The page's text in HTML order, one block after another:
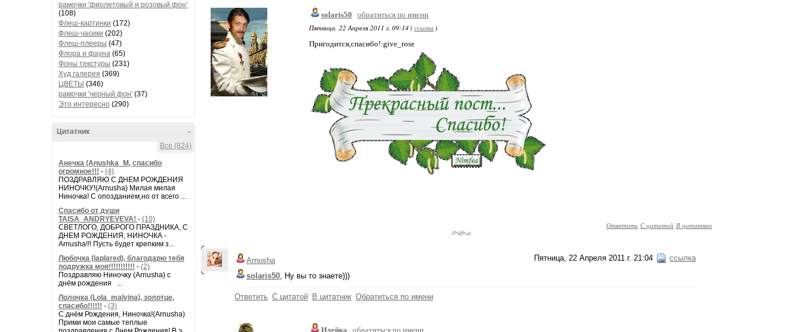
рамочки 'фиолетовый и розовый фон'
(108)
Флеш-картинки (172)
Флеш-часики (202)
Флеш-плееры (47)
Флора и фауна (65)
Фоны текстуры (231)
Худ.галерея (369)
ЦВЕТЫ (346)
рамочки 'черный фон' (37)
Это интересно (290)
-
Цитатник
Все (824)
Анечка (Anushka_M, спасибо
огромное!!! - (4)
ПОЗДРАВЛЯЮ С ДНЕМ РОЖДЕНИЯ
НИНОЧКУ!(Arnusha) Милая милая
Ниночка! С опозданием,но от всего ...
Спасибо от души
TAISA_ANDRYEVEVA! - (10)
СВЕТЛОГО, ДОБРОГО ПРАЗДНИКА, С
ДНЕМ РОЖДЕНИЯ, НИНОЧКА -
Arnusha!!! Пусть будет крепким з...
Любочка (laplared), благодарю тебя
подружка моя!!!!!!!!!!! - (2)
Поздравляю Ниночку (Arnusha) с
днём рождения ...
Лолочка (Lola_malvina), золотце,
спасибо!!!!!! - (3)
С днём Рождения, Ниночка!(Аrnusha)
Прими мои самые теплые
solaris50
обратиться по имени
Пятница, 22 Апреля 2011 г. 09:14 (ссылка )
Пригодится,спасибо!:give_rose
Ответить С цитатой В цитатник
Пятница, 22 Апреля 2011 г. 21:04 ссылка
Arnusha
solaris50, Ну вы то знаете)))
Ответить С цитатой В цитатник Обратиться по имени
Идейка обратиться по имени